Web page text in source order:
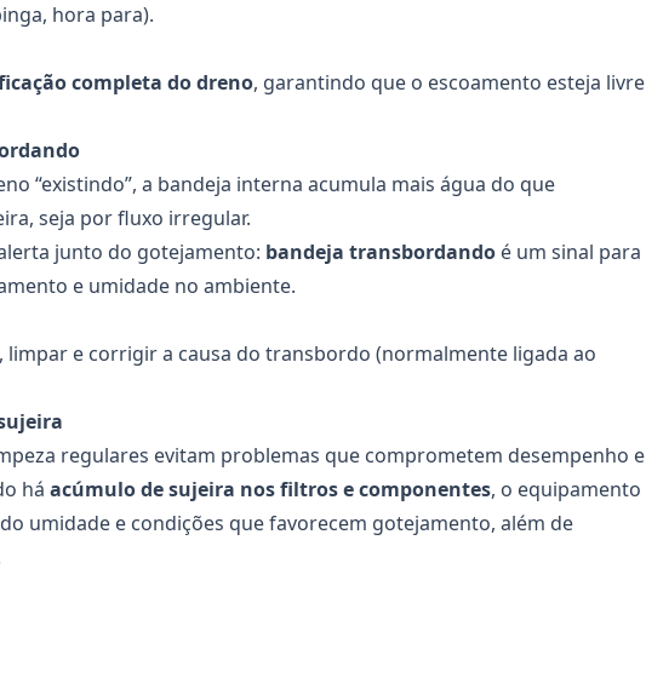
hora para).
completa do dreno, garantindo que o escoamento esteja livre
“existindo”, a bandeja interna acumula mais água do que
seja por fluxo irregular.
junto do gotejamento: bandeja transbordando é um sinal para
e umidade no ambiente.
limpar e corrigir a causa do transbordo (normalmente ligada ao
regulares evitam problemas que comprometem desempenho e
há acúmulo de sujeira nos filtros e componentes, o equipamento
umidade e condições que favorecem gotejamento, além de